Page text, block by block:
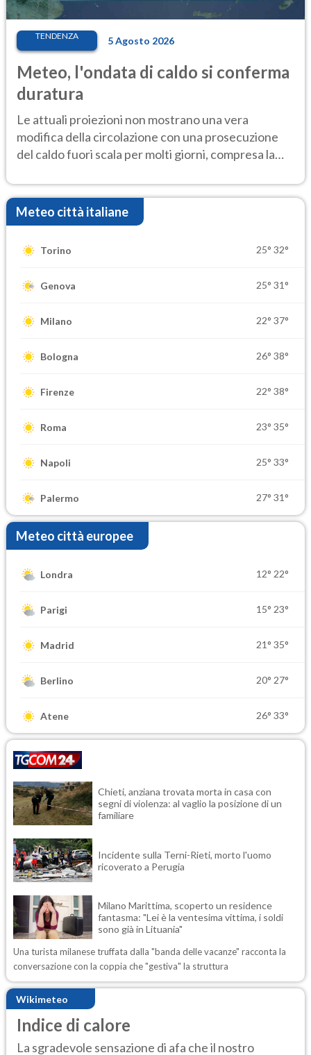
TENDENZA 5 Agosto 2026
Meteo, l'ondata di caldo si conferma
duratura
Le attuali proiezioni non mostrano una vera
modifica della circolazione con una prosecuzione
del caldo fuori scala per molti giorni, compresa la
Meteo città italiane
Torino 25° 32°
Genova 25° 31°
Milano 22° 37°
Bologna 26° 38°
Firenze 22° 38°
Roma 23° 35°
Napoli 25° 33°
Palermo 27° 31°
Meteo città europee
Londra 12° 22°
Parigi 15° 23°
Madrid 21° 35°
Berlino 20° 27°
Atene 26° 33°
Chieti, anziana trovata morta in casa con
segni di violenza: al vaglio la posizione di un
familiare
Incidente sulla Terni-Rieti, morto l'uomo
ricoverato a Perugia
Milano Marittima, scoperto un residence
fantasma: "Lei è la ventesima vittima, i soldi
sono già in Lituania"
Una turista milanese truffata dalla "banda delle vacanze" racconta la
conversazione con la coppia che "gestiva" la struttura
Wikimeteo
Indice di calore
La sgradevole sensazione di afa che il nostro